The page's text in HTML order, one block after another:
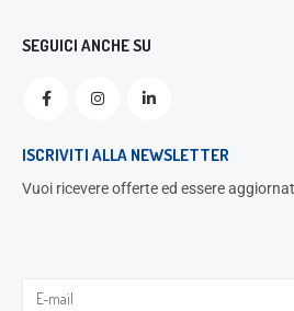
SEGUICI ANCHE SU
ISCRIVITI ALLA NEWSLETTER
Vuoi ricevere offerte ed essere